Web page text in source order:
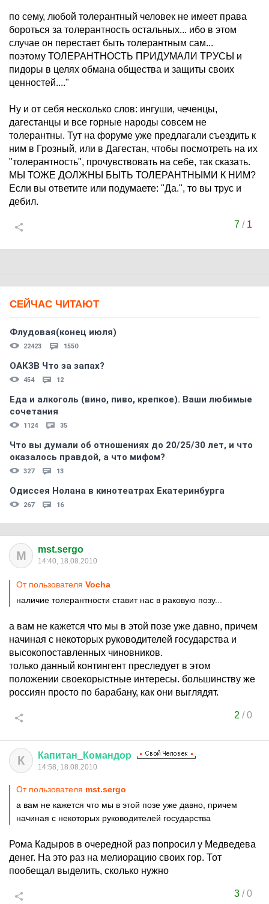
по сему, любой толерантный человек не имеет права
бороться за толерантность остальных... ибо в этом
случае он перестает быть толерантным сам...
поэтому ТОЛЕРАНТНОСТЬ ПРИДУМАЛИ ТРУСЫ и
пидоры в целях обмана общества и защиты своих
ценностей...."
Ну и от себя несколько слов: ингуши, чеченцы,
дагестанцы и все горные народы совсем не
толерантны. Тут на форуме уже предлагали съездить к
ним в Грозный, или в Дагестан, чтобы посмотреть на их
"толерантность", прочувствовать на себе, так сказать.
МЫ ТОЖЕ ДОЛЖНЫ БЫТЬ ТОЛЕРАНТНЫМИ К НИМ?
Если вы ответите или подумаете: "Да.", то вы трус и
дебил.
7/ 1
СЕЙЧАС ЧИТАЮТ
Флудовая(конец июля)
22423 1550
ОАКЗВ Что за запах?
454 12
Еда и алкоголь (вино, пиво, крепкое). Ваши любимые
сочетания
1124 35
Что вы думали об отношениях до 20/25/30 лет, и что
оказалось правдой, а что мифом?
327 13
Одиссея Нолана в кинотеатрах Екатеринбурга
267 16
M mst.sergo
14:40, 18.08.2010
От пользователя Vocha
наличие толерантности ставит нас в раковую позу...
а вам не кажется что мы в этой позе уже давно, причем
начиная с некоторых руководителей государства и
высокопоставленных чиновников.
только данный контингент преследует в этом
положении своекорыстные интересы. большинству же
россиян просто по барабану, как они выглядят.
2 /0
К Капитан Командор
14:58, 18.08.2010
От пользователя mst.sergo
а вам не кажется что мы в этой позе уже давно, причем
начиная с некоторых руководителей государства
Рома Кадыров в очередной раз попросил у Медведева
денег. На это раз на мелиорацию своих гор. Тот
пообещал выделить, сколько нужно
3/0